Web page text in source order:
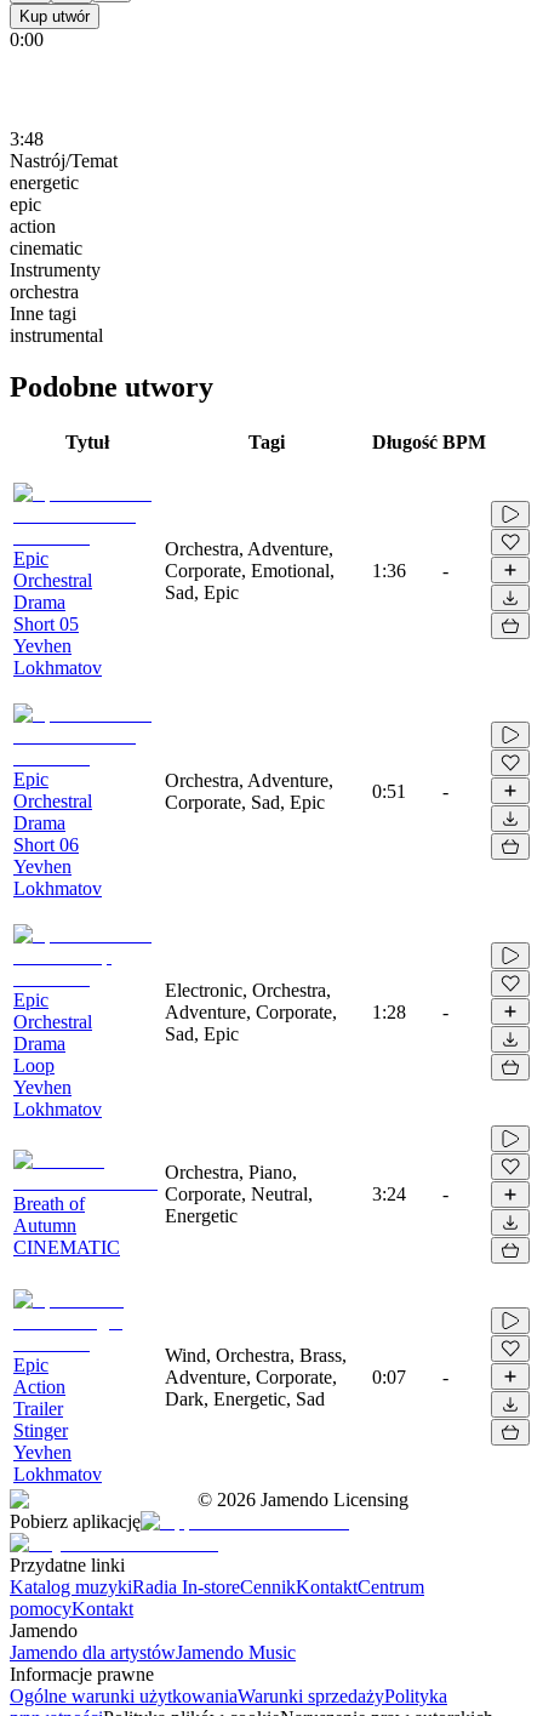
Kup utwór
0:00
3:48
Nastrój/Temat
energetic
epic
action
cinematic
Instrumenty
orchestra
Inne tagi
instrumental
Podobne utwory
Tytuł Tagi Długość BPM
Epic
Orchestral
Drama
Short 05
Yevhen
Lokhmatov
Orchestra, Adventure,
Corporate, Emotional,
Sad, Epic
1:36 -
Epic
Orchestral
Drama
Short 06
Yevhen
Lokhmatov
Orchestra, Adventure,
Corporate, Sad, Epic
0:51 -
Epic
Orchestral
Drama
Loop
Yevhen
Lokhmatov
Electronic, Orchestra,
Adventure, Corporate,
Sad, Epic
1:28 -
Breath of
Autumn
CINEMATIC
Orchestra, Piano,
Corporate, Neutral,
Energetic
3:24 -
Epic
Action
Trailer
Stinger
Yevhen
Lokhmatov
Wind, Orchestra, Brass,
Adventure, Corporate,
Dark, Energetic, Sad
0:07 -
© 2026 Jamendo Licensing
Pobierz aplikację
Przydatne linki
Katalog muzykiRadia In-storeCennikKontaktCentrum
pomocyKontakt
Jamendo
Jamendo dla artystówJamendo Music
Informacje prawne
Ogólne warunki użytkowaniaWarunki sprzedażyPolityka